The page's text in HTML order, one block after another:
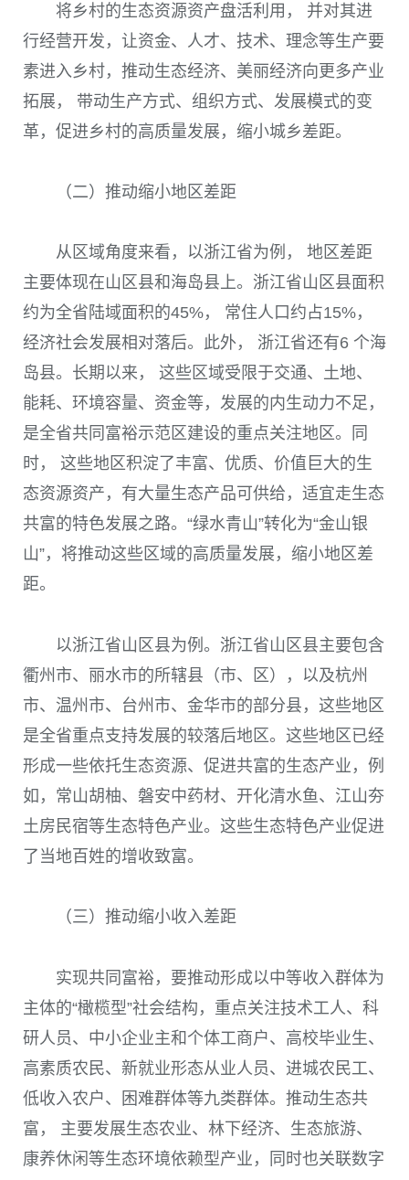
将乡村的生态资源资产盘活利用， 并对其进
行经营开发，让资金、人才、技术、理念等生产要
素进入乡村，推动生态经济、美丽经济向更多产业
拓展， 带动生产方式、组织方式、发展模式的变
革，促进乡村的高质量发展，缩小城乡差距。
（二）推动缩小地区差距
从区域角度来看，以浙江省为例， 地区差距
主要体现在山区县和海岛县上。浙江省山区县面积
约为全省陆域面积的45%， 常住人口约占15%，
经济社会发展相对落后。此外， 浙江省还有6 个海
岛县。长期以来， 这些区域受限于交通、土地、
能耗、环境容量、资金等，发展的内生动力不足，
是全省共同富裕示范区建设的重点关注地区。同
时， 这些地区积淀了丰富、优质、价值巨大的生
态资源资产，有大量生态产品可供给，适宜走生态
共富的特色发展之路。“绿水青山”转化为“金山银
山”，将推动这些区域的高质量发展，缩小地区差
距。
以浙江省山区县为例。浙江省山区县主要包含
衢州市、丽水市的所辖县（市、区），以及杭州
市、温州市、台州市、金华市的部分县，这些地区
是全省重点支持发展的较落后地区。这些地区已经
形成一些依托生态资源、促进共富的生态产业，例
如，常山胡柚、磐安中药材、开化清水鱼、江山夯
土房民宿等生态特色产业。这些生态特色产业促进
了当地百姓的增收致富。
（三）推动缩小收入差距
实现共同富裕，要推动形成以中等收入群体为
主体的“橄榄型”社会结构，重点关注技术工人、科
研人员、中小企业主和个体工商户、高校毕业生、
高素质农民、新就业形态从业人员、进城农民工、
低收入农户、困难群体等九类群体。推动生态共
富， 主要发展生态农业、林下经济、生态旅游、
康养休闲等生态环境依赖型产业，同时也关联数字